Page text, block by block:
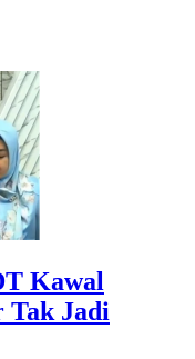
Kawal
Tak Jadi